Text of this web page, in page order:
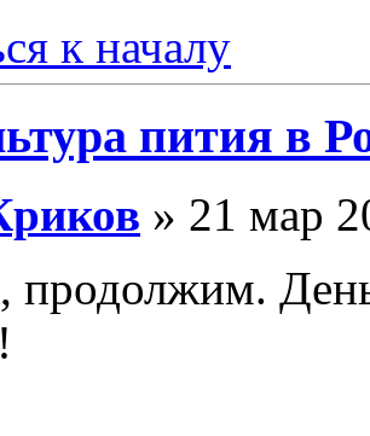
к началу
пития в
» 21 мар
День